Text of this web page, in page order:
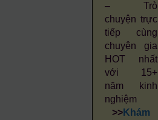
– Trò
chuyện trực
tiếp cùng
chuyên gia
HOT nhất
với 15+
năm kinh
nghiệm
>>Khám